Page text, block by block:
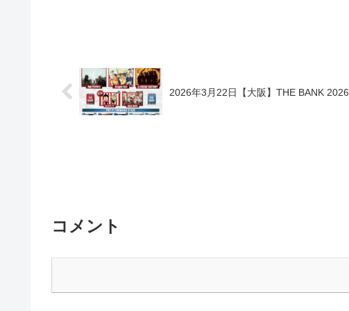
2026年3月22日【大阪】THE BANK 2026
コメント